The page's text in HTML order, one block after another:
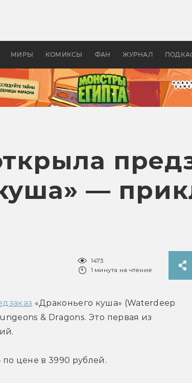
МИРЫ КОМИКСЫ ФАН ЖУРНАЛ
в России —
бы «Властелина
—
1473
1 минута на чтение
«Драконьего куша» (Waterdeep
& Dragons. Это первая из
цене в 3990 рублей.